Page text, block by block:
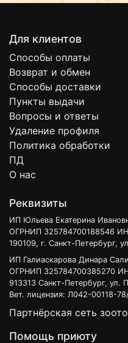
Для клиентов
Способы оплаты
Возврат и обмен
Способы доставки
Пункты выдачи
Вопросы и ответы
Удаление профиля
Политика обработки
ПД
О нас
Реквизиты
ИП Юльева Екатерина
ОГРНИП 325784700188546
190109, г. Санкт-Петербург,
ИП Галиаскарова Динара
ОГРНИП 325784700385270
913313 Санкт-Петербург, ул.
Вет. лицензия: Л042-00118-
Партнёрская сеть
Помощь приюту